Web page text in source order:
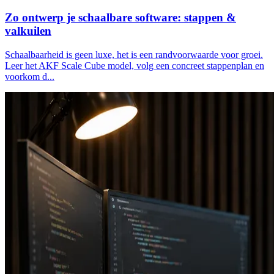
Zo ontwerp je schaalbare software: stappen &
valkuilen
Schaalbaarheid is geen luxe, het is een randvoorwaarde voor groei.
Leer het AKF Scale Cube model, volg een concreet stappenplan en
voorkom d...